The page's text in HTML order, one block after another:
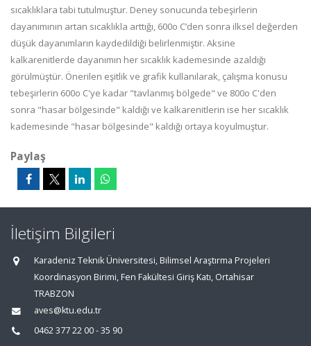
sıcaklıklara tabi tutulmuştur. Deney sonucunda tebeşirlerin
dayanımının artan sıcaklıkla arttığı, 600o C’den sonra ilksel değerden
düşük dayanımların kaydedildiği belirlenmiştir. Aksine
kalkarenitlerde dayanımın her sıcaklık kademesinde azaldığı
görülmüştür. Önerilen eşitlik ve grafik kullanılarak, çalışma konusu
tebeşirlerin 600o C'ye kadar "tavlanmış bölgede" ve 800o C'den
sonra "hasar bölgesinde" kaldığı ve kalkarenitlerin ise her sıcaklık
kademesinde "hasar bölgesinde" kaldığı ortaya koyulmuştur.
Paylaş
İletişim Bilgileri
Karadeniz Teknik Üniversitesi, Bilimsel Araştırma Projeleri
Koordinasyon Birimi, Fen Fakültesi Giriş Katı, Ortahisar
TRABZON
aves@ktu.edu.tr
0462 377 22 00 - 35 90